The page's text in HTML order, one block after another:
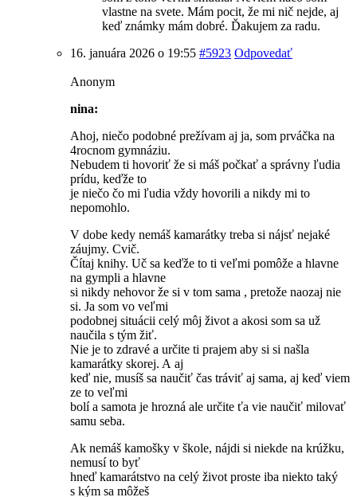
vlastne na svete. Mám pocit, že mi nič nejde, aj
keď známky mám dobré. Ďakujem za radu.
16. januára 2026 o 19:55 #5923 Odpovedať
Anonym
nina:
Ahoj, niečo podobné prežívam aj ja, som prváčka na
4rocnom gymnáziu.
Nebudem ti hovoriť že si máš počkať a správny ľudia
prídu, keďže to
je niečo čo mi ľudia vždy hovorili a nikdy mi to
nepomohlo.
V dobe kedy nemáš kamarátky treba si nájsť nejaké
záujmy. Cvič.
Čítaj knihy. Uč sa keďže to ti veľmi pomôže a hlavne
na gympli a hlavne
si nikdy nehovor že si v tom sama , pretože naozaj nie
si. Ja som vo veľmi
podobnej situácii celý môj život a akosi som sa už
naučila s tým žiť.
Nie je to zdravé a určite ti prajem aby si si našla
kamarátky skorej. A aj
keď nie, musíš sa naučiť čas tráviť aj sama, aj keď viem
ze to veľmi
bolí a samota je hrozná ale určite ťa vie naučiť milovať
samu seba.
Ak nemáš kamošky v škole, nájdi si niekde na krúžku,
nemusí to byť
hneď kamarátstvo na celý život proste iba niekto taký
s kým sa môžeš